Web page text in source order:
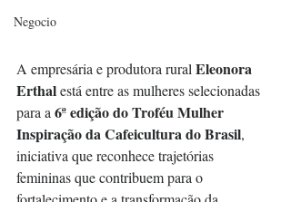
Negocio
A empresária e produtora rural Eleonora
Erthal está entre as mulheres selecionadas
para a 6ª edição do Troféu Mulher
Inspiração da Cafeicultura do Brasil,
iniciativa que reconhece trajetórias
femininas que contribuem para o